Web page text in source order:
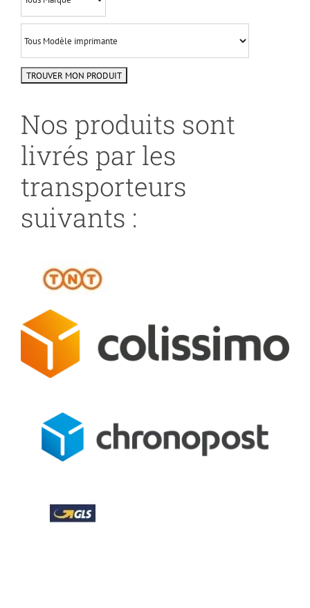
Nos produits sont
livrés par les
transporteurs
suivants :